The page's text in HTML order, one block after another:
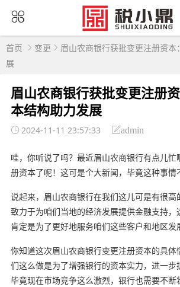
首页 变更
眉山农商银行获批变更注册资
展
眉山农商银行获批变更注册
本结构助力发展
2024-11-11 23:57:33 admin
哇，你听说了吗？最近眉山农商银行有点儿
册资本了呢！这可是个大新闻，毕竟这种事情
说起来，眉山农商银行在我们这儿可是有很高
致力于为咱们当地的经济发展提供金融支持，
肯定是为了更好地服务咱们这些客户和地区发
你知道这次眉山农商银行变更注册资本的具体
们这么做是为了增强银行的资本实力，进一步
毕竟现在市场竞争这么激烈，银行也需要不断